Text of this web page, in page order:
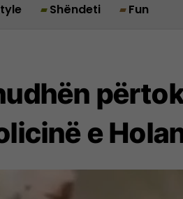
Shëndeti Fun
e